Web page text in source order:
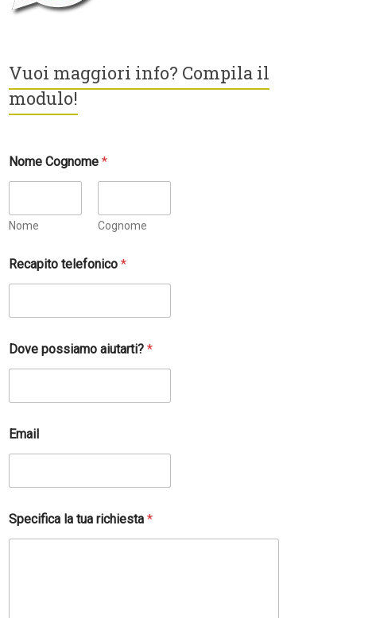
Vuoi maggiori info? Compila il
modulo!
Nome Cognome*
Nome Cognome
Recapito telefonico*
Dove possiamo aiutarti?*
i
u
a
t
i
?
Email
Specifica la tua richiesta*